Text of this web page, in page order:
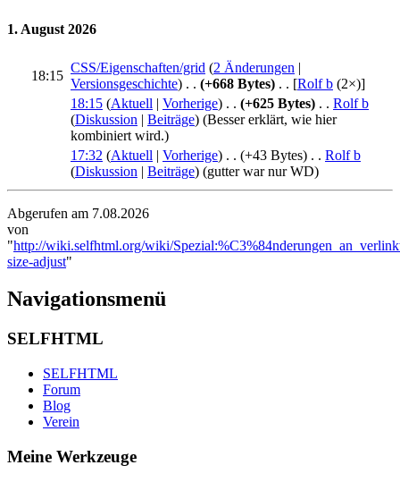
1. August 2026
18:15
CSS/Eigenschaften/grid ‎‎ (2 Änderungen |
Versionsgeschichte) . . (+668 Bytes) . . [Rolf b ‎ (2×)]
18:15 (Aktuell | Vorherige) . . (+625 Bytes) . . Rolf b
(Diskussion | Beiträge) (Besser erklärt, wie hier
kombiniert wird.)
17:32 (Aktuell | Vorherige) . . (+43 Bytes) . . Rolf b
(Diskussion | Beiträge) (gutter war nur WD)
Abgerufen am 7.08.2026
von
"http://wiki.selfhtml.org/wiki/
size-adjust"
Navigationsmenü
SELFHTML
SELFHTML
Forum
Blog
Verein
Meine Werkzeuge